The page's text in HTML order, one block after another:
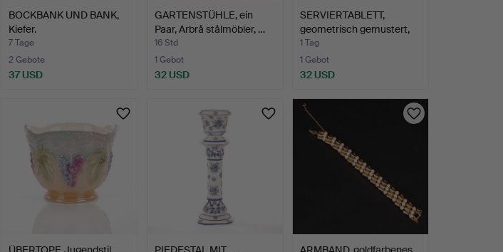
BOCKBANK UND BANK,
Kiefer.
7 Tage
2 Gebote
37 USD
GARTENSTÜHLE, ein
Paar, Arbrå stålmöbler, …
16 Std
1 Gebot
32 USD
SERVIERTABLETT,
geometrisch gemustert,
Hol…
1 Tag
1 Gebot
32 USD